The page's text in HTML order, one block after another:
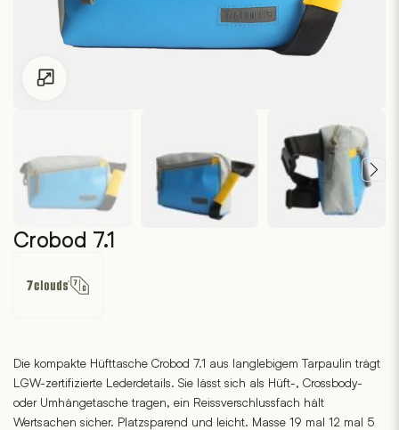
Crobod 7.1
Die kompakte Hüfttasche Crobod 7.1 aus langlebigem Tarpaulin trägt
LGW-zertifizierte Lederdetails. Sie lässt sich als Hüft-, Crossbody-
oder Umhängetasche tragen, ein Reissverschlussfach hält
Wertsachen sicher. Platzsparend und leicht. Masse 19 mal 12 mal 5